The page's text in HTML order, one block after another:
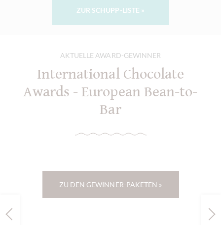
ZUR SCHUPP-LISTE »
AKTUELLE AWARD-GEWINNER
International Chocolate
Awards - European Bean-to-
Bar
ZU DEN GEWINNER-PAKETEN »